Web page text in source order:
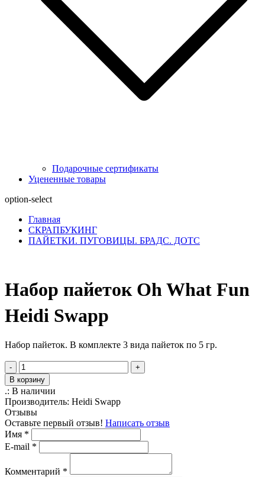
Подарочные сертификаты
Уцененные товары
option-select
Главная
СКРАПБУКИНГ
ПАЙЕТКИ. ПУГОВИЦЫ. БРАДС. ДОТС
Набор пайеток Oh What Fun
Heidi Swapp
Набор пайеток. В комплекте 3 вида пайеток по 5 гр.
-
+
В корзину
.: В наличии
Производитель: Heidi Swapp
Отзывы
Оставьте первый отзыв! Написать отзыв
Имя *
E-mail *
Комментарий *